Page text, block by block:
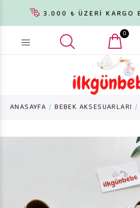
3.000 ₺ ÜZERİ KARGO
Ürün arama... 0
ANASAYFA BEBEK AKSESUARLARI